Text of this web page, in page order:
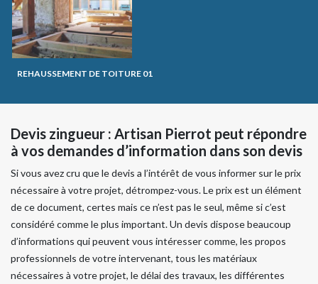
REHAUSSEMENT DE TOITURE 01
Devis zingueur : Artisan Pierrot peut répondre
à vos demandes d’information dans son devis
Si vous avez cru que le devis a l’intérêt de vous informer sur le prix
nécessaire à votre projet, détrompez-vous. Le prix est un élément
de ce document, certes mais ce n’est pas le seul, même si c’est
considéré comme le plus important. Un devis dispose beaucoup
d’informations qui peuvent vous intéresser comme, les propos
professionnels de votre intervenant, tous les matériaux
nécessaires à votre projet, le délai des travaux, les différentes